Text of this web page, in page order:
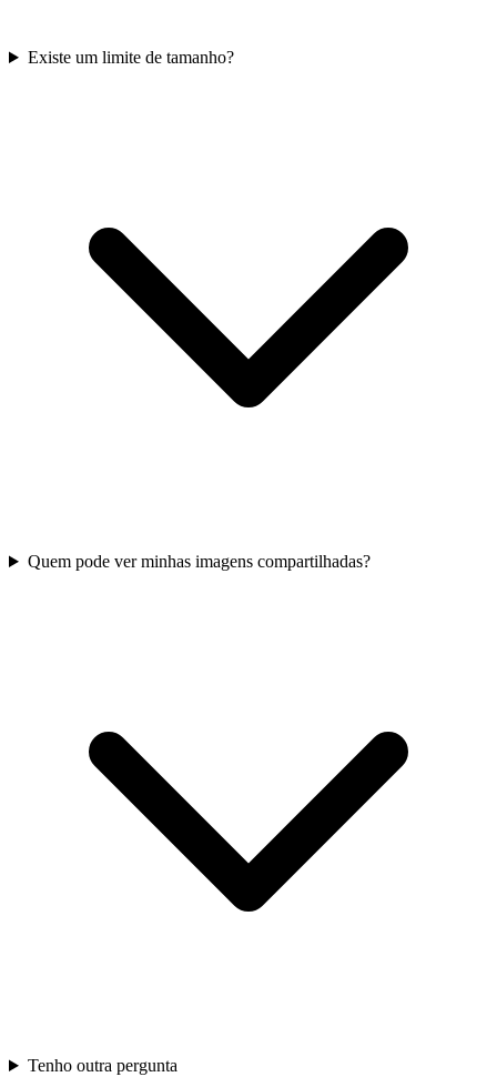
Existe um limite de tamanho?
Quem pode ver minhas imagens compartilhadas?
Tenho outra pergunta